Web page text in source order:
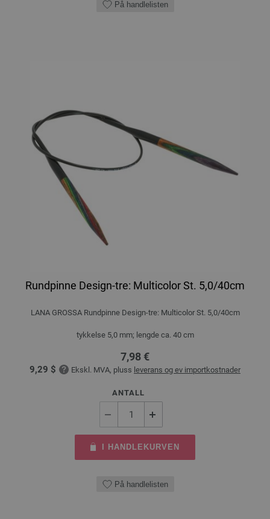
På handlelisten
Rundpinne Design-tre: Multicolor St. 5,0/40cm
LANA GROSSA Rundpinne Design-tre: Multicolor St. 5,0/40cm
tykkelse 5,0 mm; lengde ca. 40 cm
7,98 €
9,29 $ Ekskl. MVA, pluss leverans og ev importkostnader
ANTALL
I HANDLEKURVEN
På handlelisten